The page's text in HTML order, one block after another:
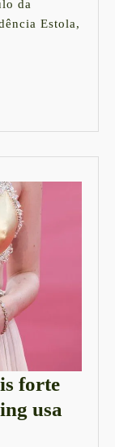
da
Estola,
forte
usa